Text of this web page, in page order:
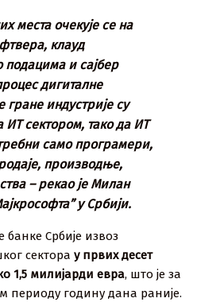
места очекује се на
клауд
подацима и сајбер
дигиталне
гране индустрије су
ИТ сектором, тако да ИТ
само програмери,
производње,
– рекао је Милан
у Србији.
Србије извоз
секторау првих десет
1,5 милијарди евра, што је за
периоду годину дана раније.